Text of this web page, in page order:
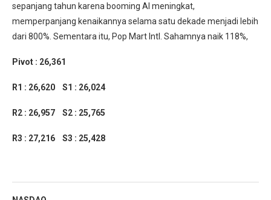
sepanjang tahun karena booming AI meningkat,
memperpanjang kenaikannya selama satu dekade menjadi lebih
dari 800%. Sementara itu, Pop Mart Intl. Sahamnya naik 118%,
Pivot : 26,361
R1 : 26,620 S1 : 26,024
R2 : 26,957 S2 : 25,765
R3 : 27,216 S3 : 25,428